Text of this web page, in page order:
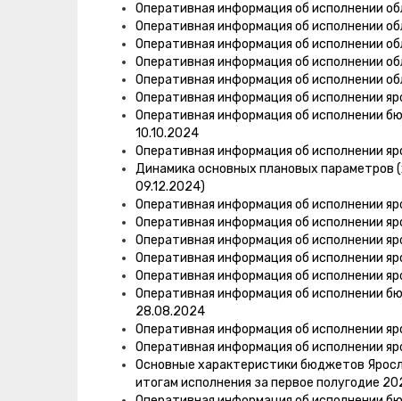
Оперативная информация об исполнении
Оперативная информация об исполнении
Оперативная информация об исполнении
Оперативная информация об исполнении
Оперативная информация об исполнении
Оперативная информация об исполнении
Оперативная информация об исполнении
10.10.2024
Оперативная информация об исполнении
Динамика основных плановых параметров
09.12.2024)
Оперативная информация об исполнении
Оперативная информация об исполнении
Оперативная информация об исполнении
Оперативная информация об исполнении
Оперативная информация об исполнении
Оперативная информация об исполнении
28.08.2024
Оперативная информация об исполнении
Оперативная информация об исполнении
Основные характеристики бюджетов
итогам исполнения за первое полугодие